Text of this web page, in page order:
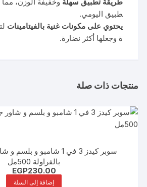
طبيق اليومي.
يحتوي علىمكوناتغنيةبالفيتامينات
ة وجعلهاأكثر نضارة.
منتجات ذات صلة
سوبر كيدز 3 في 1 شامبو و
بالفراولة 500مل
EGP230.00
إضافة إلى السلة